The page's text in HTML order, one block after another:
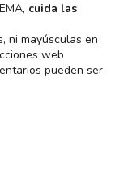
cuida las
ni mayúsculas en
web
pueden ser